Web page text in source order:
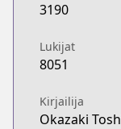
3190
Lukijat
8051
Kirjailija
Okazaki